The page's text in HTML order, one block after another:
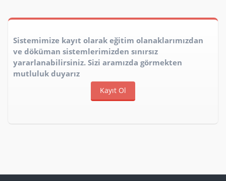
Sistemimize kayıt olarak eğitim olanaklarımızdan
ve döküman sistemlerimizden sınırsız
yararlanabilirsiniz. Sizi aramızda görmekten
mutluluk duyarız
Kayıt Ol